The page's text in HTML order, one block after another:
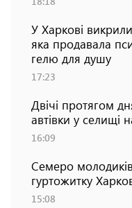
У Харкові
яка продавала
гелю для душу
17:23
Двічі протягом
автівки у селищі
16:09
Семеро
гуртожитку
15:08